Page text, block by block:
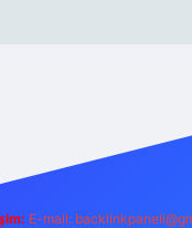
E-mail: